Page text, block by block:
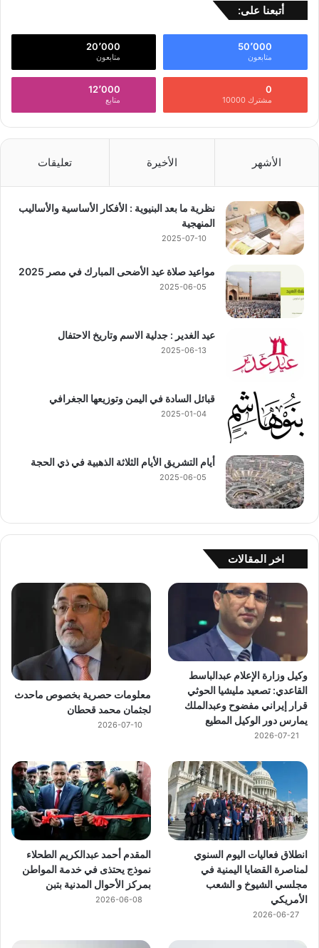
أتبعنا على:
50٬000
متابعون
20٬000
متابعون
0
مشترك 10000
12٬000
متابع
الأشهر الأخيرة تعليقات
نظرية ما بعد البنيوية : الأفكار الأساسية والأساليب
المنهجية
2025-07-10
مواعيد صلاة عيد الأضحى المبارك في مصر 2025
2025-06-05
عيد الغدير : جدلية الاسم وتاريخ الاحتفال
2025-06-13
قبائل السادة في اليمن وتوزيعها الجغرافي
2025-01-04
أيام التشريق الأيام الثلاثة الذهبية في ذي الحجة
2025-06-05
اخر المقالات
وكيل وزارة الإعلام عبدالباسط
القاعدي: تصعيد مليشيا الحوثي
قرار إيراني مفضوح وعبدالملك
يمارس دور الوكيل المطيع
2026-07-21
معلومات حصرية بخصوص ماحدث
لجثمان محمد قحطان
2026-07-10
انطلاق فعاليات اليوم السنوي
لمناصرة القضايا اليمنية في
مجلسي الشيوخ و الشعب
الأمريكي
2026-06-27
المقدم أحمد عبدالكريم الطحلاء
نموذج يحتذى في خدمة المواطن
بمركز الأحوال المدنية بتبن
2026-06-08